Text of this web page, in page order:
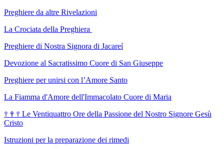
Preghiere da altre Rivelazioni
La Crociata della Preghiera
Preghiere di Nostra Signora di Jacareí
Devozione al Sacratissimo Cuore di San Giuseppe
Preghiere per unirsi con l’Amore Santo
La Fiamma d'Amore dell'Immacolato Cuore di Maria
† † † Le Ventiquattro Ore della Passione del Nostro Signore Gesù
Cristo
Istruzioni per la preparazione dei rimedi